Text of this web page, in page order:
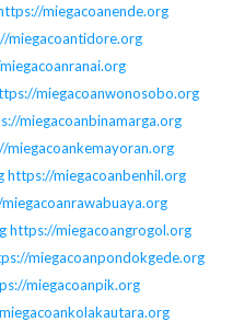
miegacoanende.org
miegacoantidore.org
miegacoanwonosobo.org
miegacoanbinamarga.org
miegacoankemayoran.org
https://miegacoanbenhil.org
https://miegacoangrogol.org
miegacoanpondokgede.org
miegacoanpik.org